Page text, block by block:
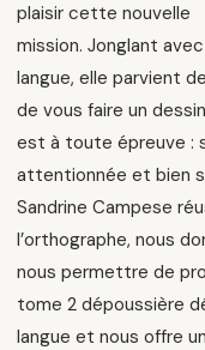
plaisir cette nouvelle
mission. Jonglant
langue, elle parvient
de vous faire un
est à toute épreuve :
attentionnée et bien
Sandrine Campese
l’orthographe, nous
nous permettre de
tome 2 dépoussière
langue et nous offre